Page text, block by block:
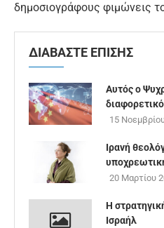
δημοσιογράφους φιμώνεις
ΔΙΑΒΑΣΤΕ ΕΠΙΣΗΣ
Αυτός ο
15
Ιρανή
20 Μαρτίου
Η
Ισραήλ